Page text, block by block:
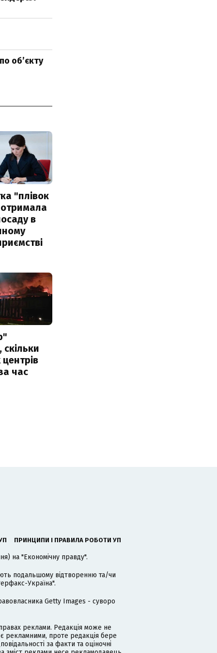
об’єкту
"плівок
в
скільки
час
ПРИНЦИПИ І ПРАВИЛА РОБОТИ УП
на "Економічну правду".
подальшому відтворенню та/чи
Україна".
Getty Images - суворо
реклами. Редакція може не
рекламними, проте редакція бере
за факти та оціночні